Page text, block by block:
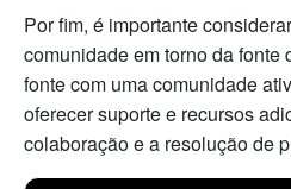
Por fim, é importante
comunidade em torno da fonte
fonte com uma comunidade
oferecer suporte e recursos
colaboração e a resolução de